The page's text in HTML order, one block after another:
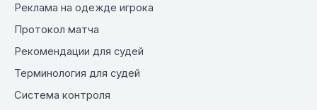
Реклама на одежде игрока
Протокол матча
Рекомендации для судей
Терминология для судей
Система контроля